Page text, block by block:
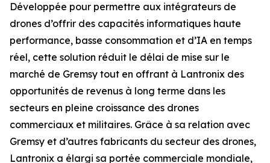
Développée pour permettre aux intégrateurs de
drones d’offrir des capacités informatiques haute
performance, basse consommation et d’IA en temps
réel, cette solution réduit le délai de mise sur le
marché de Gremsy tout en offrant à Lantronix des
opportunités de revenus à long terme dans les
secteurs en pleine croissance des drones
commerciaux et militaires. Grâce à sa relation avec
Gremsy et d’autres fabricants du secteur des drones,
Lantronix a élargi sa portée commerciale mondiale,